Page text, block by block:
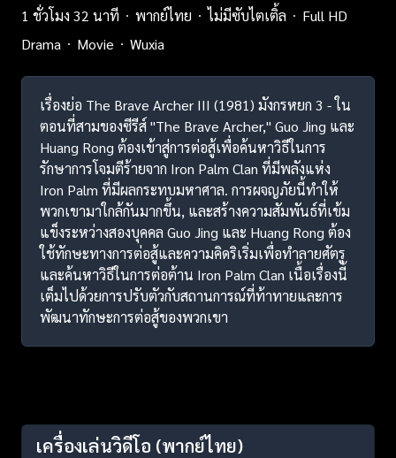
1 ชั่วโมง 32 นาที
พากย์ไทย ไม่มีซับไตเติ้ล
Full HD
Drama
Movie Wuxia
เรื่องย่อ The Brave Archer III (1981) มังกรหยก 3 - ใน
ตอนที่สามของซีรีส์ "The Brave Archer," Guo Jing และ
Huang Rong ต้องเข้าสู่การต่อสู้เพื่อค้นหาวิธีในการ
รักษาการโจมตีร้ายจาก Iron Palm Clan ที่มีพลังแห่ง
Iron Palm ที่มีผลกระทบมหาศาล. การผจญภัยนี้ทำให้
พวกเขามาใกล้กันมากขึ้น, และสร้างความสัมพันธ์ที่เข้ม
แข็งระหว่างสองบุคคล Guo Jing และ Huang Rong ต้อง
ใช้ทักษะทางการต่อสู้และความคิดริเริ่มเพื่อทำลายศัตรู
และค้นหาวิธีในการต่อต้าน Iron Palm Clan เนื้อเรื่องนี้
เต็มไปด้วยการปรับตัวกับสถานการณ์ที่ท้าทายและการ
พัฒนาทักษะการต่อสู้ของพวกเขา
เครื่องเล่นวิดีโอ (พากย์ไทย)